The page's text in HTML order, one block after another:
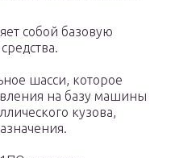
собой базовую
шасси, которое
на базу машины
кузова,